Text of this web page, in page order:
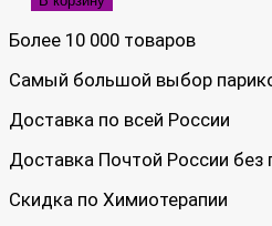
Более 10 000 товаров
Самый большой выбор
Доставка по всей России
Доставка Почтой России без
Скидка по Химиотерапии